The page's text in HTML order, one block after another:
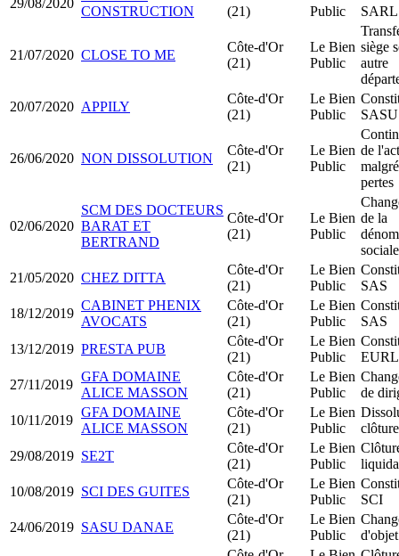
29/08/2020
CONSTRUCTION
(21)
Public
21/07/2020 CLOSE TO ME
Côte-d'Or
(21)
Le Bien
Public
siège
autre
20/07/2020 APPILY
Côte-d'Or
(21)
Le Bien
Public
SASU
26/06/2020 NON DISSOLUTION
Côte-d'Or
(21)
Le Bien
Public
de
pertes
02/06/2020
SCM DES DOCTEURS
BARAT ET
BERTRAND
Côte-d'Or
(21)
Le Bien
Public
de la
21/05/2020 CHEZ DITTA
Côte-d'Or
(21)
Le Bien
Public
SAS
18/12/2019
CABINET PHENIX
AVOCATS
Côte-d'Or
(21)
Le Bien
Public
SAS
13/12/2019 PRESTA PUB
Côte-d'Or
(21)
Le Bien
Public
EURL
27/11/2019
GFA DOMAINE
ALICE MASSON
Côte-d'Or
(21)
Le Bien
Public
de
10/11/2019
GFA DOMAINE
ALICE MASSON
Côte-d'Or
(21)
Le Bien
Public
clôture
29/08/2019 SE2T
Côte-d'Or
(21)
Le Bien
Public
10/08/2019 SCI DES GUITES
Côte-d'Or
(21)
Le Bien
Public
SCI
24/06/2019 SASU DANAE
Côte-d'Or
(21)
Le Bien
Public